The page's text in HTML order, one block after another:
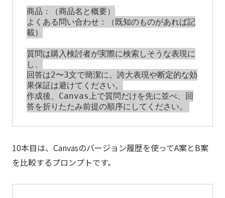
商品：（商品名と概要）
よくある問い合わせ：（既知のものがあれば記
載）
質問は購入検討者が実際に検索しそうな表現に
し、
回答は2〜3文で簡潔に。誇大表現や断定的な効
果保証は避けてください。
作成後、Canvas上で質問だけを先に並べ、回
10本目は、Canvasのバージョン履歴を使ってA案とB案
を比較するプロンプトです。